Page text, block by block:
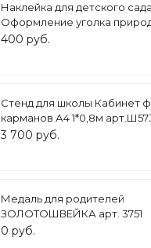
Наклейка для детского сада
Оформление уголка
0,4*0,5м арт.Н1663_1
400 руб.
Стенд для школы Кабинет
карманов А4 1*0,8м
3 700 руб.
Медаль для родителей
ЗОЛОТОШВЕЙКА арт. 3751
0 руб.